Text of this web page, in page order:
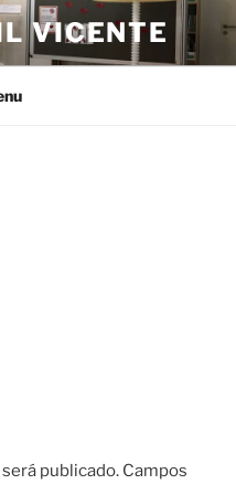
VICENTE
publicado. Campos